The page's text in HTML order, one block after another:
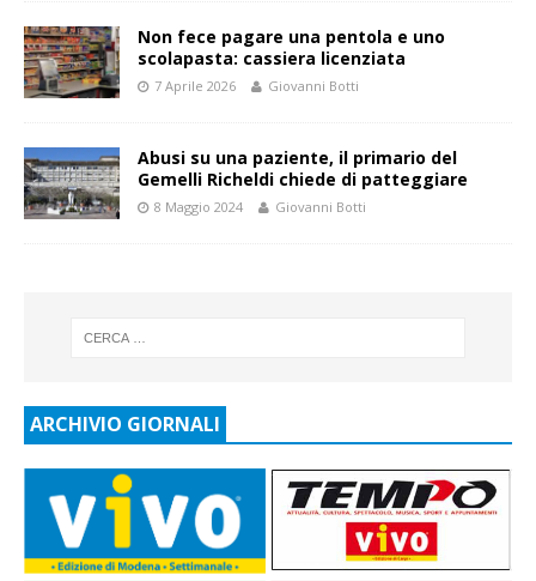
Non fece pagare una pentola e uno
scolapasta: cassiera licenziata
7 Aprile 2026 Giovanni Botti
Abusi su una paziente, il primario del
Gemelli Richeldi chiede di patteggiare
8 Maggio 2024 Giovanni Botti
ARCHIVIO GIORNALI